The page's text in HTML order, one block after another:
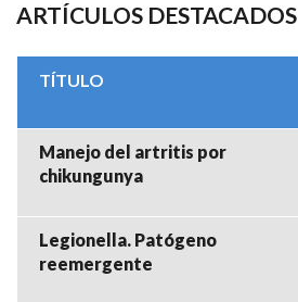
ARTÍCULOS DESTACADOS
TÍTULO
Manejo del artritis por
chikungunya
Legionella. Patógeno
reemergente